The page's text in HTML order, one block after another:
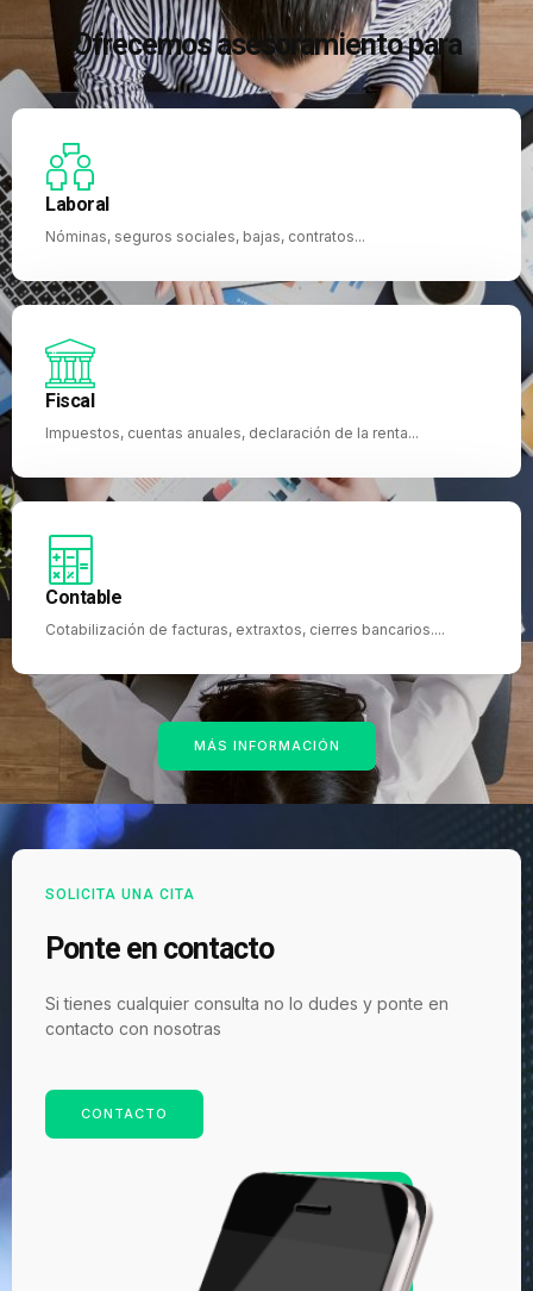
Ofrecemos asesoramiento para
Laboral
Nóminas, seguros sociales, bajas, contratos...
Fiscal
Impuestos, cuentas anuales, declaración de la renta...
Contable
Cotabilización de facturas, extraxtos, cierres bancarios....
MÁS INFORMACIÓN
SOLICITA UNA CITA
Ponte en contacto
Si tienes cualquier consulta no lo dudes y ponte en
contacto con nosotras
CONTACTO